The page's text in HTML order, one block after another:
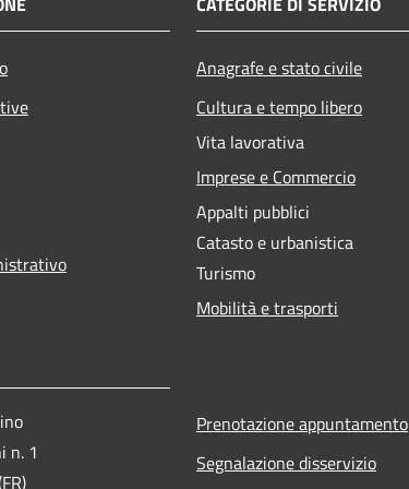
Anagrafe e stato civile
Cultura e tempo libero
Vita lavorativa
Imprese e Commercio
Appalti pubblici
Catasto e urbanistica
Turismo
Mobilità e trasporti
n. 1
Prenotazione appuntamento
Segnalazione disservizio